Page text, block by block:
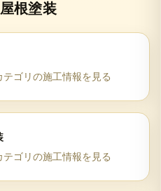
根塗装
ゴリの施工情報を見る
ゴリの施工情報を見る